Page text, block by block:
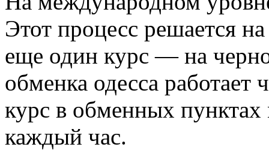
Этот процесс решается
еще один курс — на
обменка одесса
курс в обменных
каждый час.